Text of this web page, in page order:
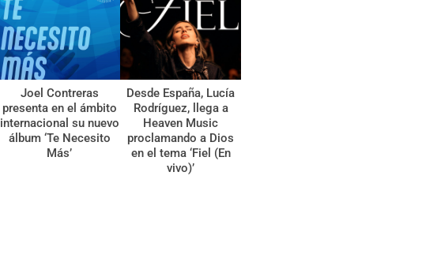
Joel Contreras
presenta en el ámbito
internacional su nuevo
álbum ‘Te Necesito
Más’
Desde España, Lucía
Rodríguez, llega a
Heaven Music
proclamando a Dios
en el tema ‘Fiel (En
vivo)’